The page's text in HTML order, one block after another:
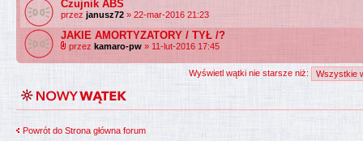
Czujnik ABS
przez janusz72 » 22-mar-2016 21:23
JAKIE AMORTYZATORY / TYŁ /?
przez kamaro-pw » 11-lut-2016 17:45
Wyświetl wątki nie starsze niż:
Powrót do Strona główna forum